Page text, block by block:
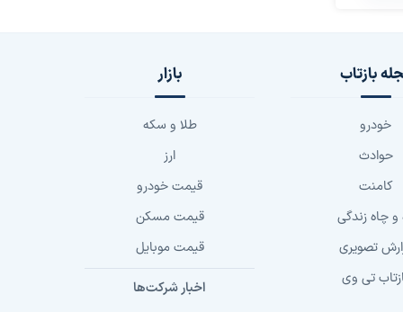
بازتاب
خودرو
حوادث
کامنت
و چاه زندگی
تصویری
تی وی
بازار
طلا و سکه
ارز
قیمت خودرو
قیمت مسکن
قیمت موبایل
اخبار شرکت‌ها